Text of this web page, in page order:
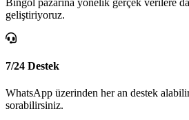
Bingöl pazarına yönelik gerçek verilere
geliştiriyoruz.
7/24 Destek
WhatsApp üzerinden her an destek alabilir,
sorabilirsiniz.